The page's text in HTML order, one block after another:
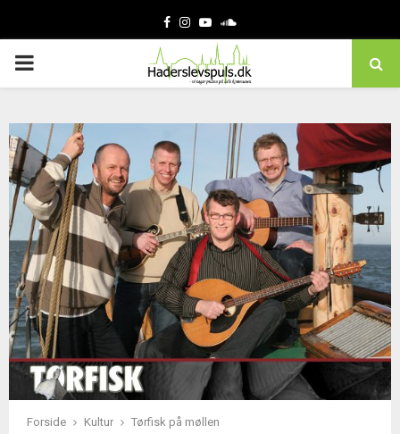
Facebook
Instagram
YoutubeSoundcloud
PRIMARY
Forside Kultur Tørfisk på møllen